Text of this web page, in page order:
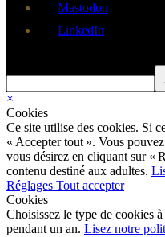
Mastodon
LinkedIn
×
Cookies
Ce site utilise des cookies. Si
« Accepter tout ». Vous
vous désirez en cliquant sur «
contenu destiné aux adultes.
Réglages Tout accepter
Cookies
Choisissez le type de cookies
pendant un an. Lisez notre